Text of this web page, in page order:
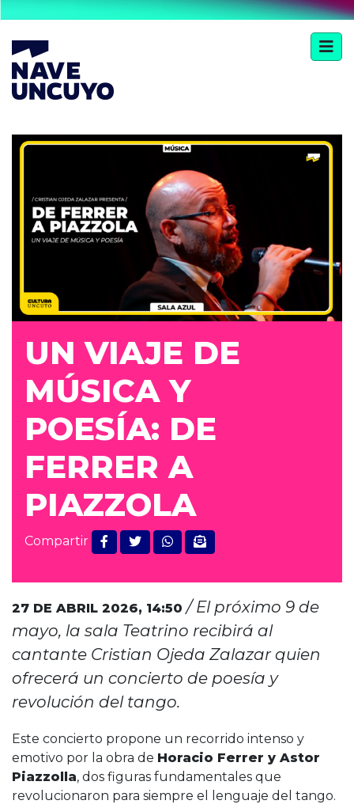
UN VIAJE DE
MÚSICA Y
POESÍA: DE
FERRER A
PIAZZOLA
Compartir
27 DE ABRIL 2026, 14:50 / El próximo 9 de
mayo, la sala Teatrino recibirá al
cantante Cristian Ojeda Zalazar quien
ofrecerá un concierto de poesía y
revolución del tango.
Este concierto propone un recorrido intenso y
emotivo por la obra de Horacio Ferrer y Astor
Piazzolla, dos figuras fundamentales que
revolucionaron para siempre el lenguaje del tango.